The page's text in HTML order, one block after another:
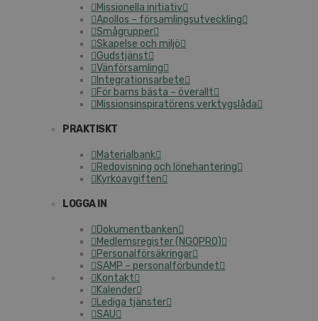
Missionella initiativ
Apollos – församlingsutveckling
Smågrupper
Skapelse och miljö
Gudstjänst
Vänförsamling
Integrationsarbete
För barns bästa – överallt
Missionsinspiratörens verktygslåda
PRAKTISKT
Materialbank
Redovisning och lönehantering
Kyrkoavgiften
LOGGA IN
Dokumentbanken
Medlemsregister (NGOPRO)
Personalförsäkringar
SAMP – personalförbundet
Kontakt
Kalender
Lediga tjänster
SAU